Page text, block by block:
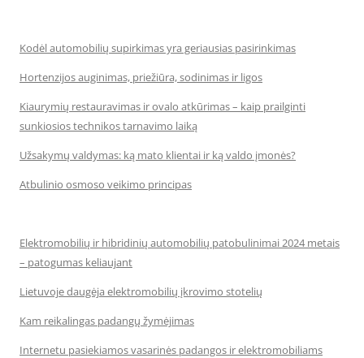
Kodėl automobilių supirkimas yra geriausias pasirinkimas
Hortenzijos auginimas, priežiūra, sodinimas ir ligos
Kiaurymių restauravimas ir ovalo atkūrimas – kaip prailginti
sunkiosios technikos tarnavimo laiką
Užsakymų valdymas: ką mato klientai ir ką valdo įmonės?
Atbulinio osmoso veikimo principas
Elektromobilių ir hibridinių automobilių patobulinimai 2024 metais
– patogumas keliaujant
Lietuvoje daugėja elektromobilių įkrovimo stotelių
Kam reikalingas padangų žymėjimas
Internetu pasiekiamos vasarinės padangos ir elektromobiliams